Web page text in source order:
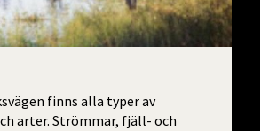
finns alla typer av
arter. Strömmar, fjäll- och